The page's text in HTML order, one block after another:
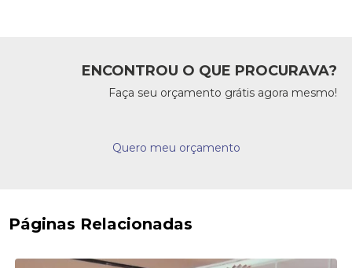
ENCONTROU O QUE PROCURAVA?
Faça seu orçamento grátis agora mesmo!
Quero meu orçamento
Páginas Relacionadas